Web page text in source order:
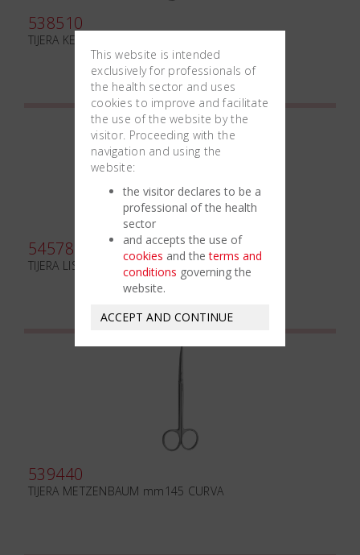
538510
TIJERA KELLY mm160
545780
TIJERA LISTER mm180
539440
TIJERA METZENBAUM mm145 CURVA
This website is intended
exclusively for professionals of
the health sector and uses
cookies to improve and facilitate
the use of the website by the
visitor. Proceeding with the
navigation and using the
website:
the visitor declares to be a
professional of the health
sector
and accepts the use of
cookies and theterms and
conditions governing the
website.
ACCEPT AND CONTINUE